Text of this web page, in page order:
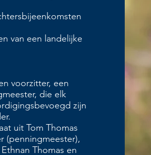
van een landelijke
voorzitter, een
die elk
zijn
uit Tom Thomas
(penningmeester),
Thomas en